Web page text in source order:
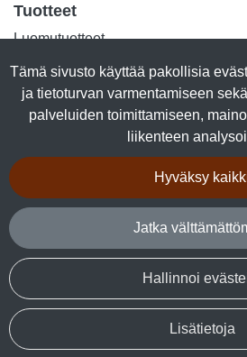
Tämä sivusto käyttää pakollisia
ja tietoturvan varmentamiseen
palveluiden toimittamiseen,
liikenteen
Hyväksy
Jatka
Hallinnoi
Lisätietoja
Tuotteet
Luomutuotteet
Kalasäilykkeet
Marjajalosteet
Talkkuna & Hunaja
Kuivalihat
Tuotepaketit
Seuraa sosiaalisessa